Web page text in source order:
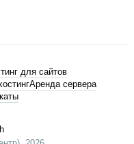
для сайтов
Аренда сервера